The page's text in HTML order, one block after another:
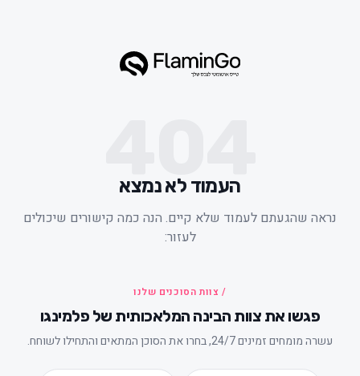
העמוד לא נמצא
שהגעתם לעמוד שלא קיים. הנה כמה קישורים שיכולים
לעזור:
/ צוות הסוכנים שלנו
פגשו את צוות הבינה המלאכותית של פלמינגו
עשרה מומחים זמינים 24/7, בחרו את הסוכן המתאים והתחילו לשוחח.